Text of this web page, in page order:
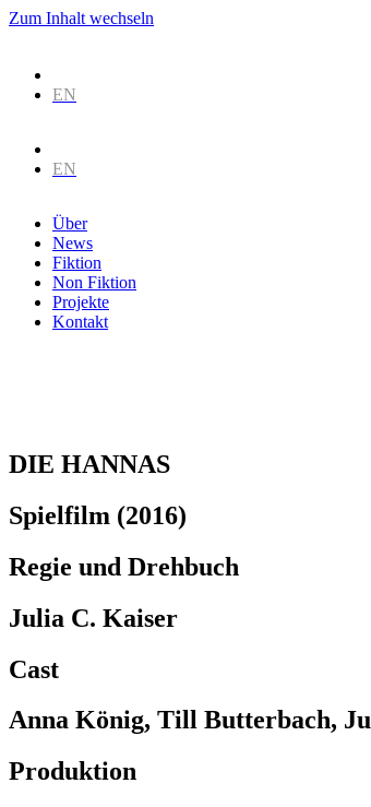
Zum Inhalt wechseln
EN
EN
Über
News
Fiktion
Non Fiktion
Projekte
Kontakt
DIE HANNAS
Spielfilm (2016)
Regie und Drehbuch
Julia C. Kaiser
Cast
Anna König, Till Butterbach,
Produktion